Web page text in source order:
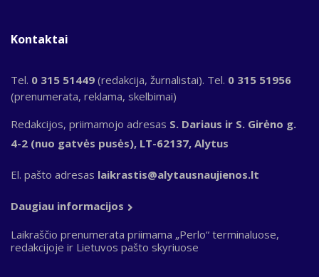
Kontaktai
Tel. 0 315 51449 (redakcija, žurnalistai). Tel. 0 315 51956
(prenumerata, reklama, skelbimai)
Redakcijos, priimamojo adresas S. Dariaus ir S. Girėno g.
4-2 (nuo gatvės pusės), LT-62137, Alytus
El. pašto adresas laikrastis@alytausnaujienos.lt
Daugiau informacijos
Laikraščio prenumerata priimama „Perlo“ terminaluose,
redakcijoje ir Lietuvos pašto skyriuose